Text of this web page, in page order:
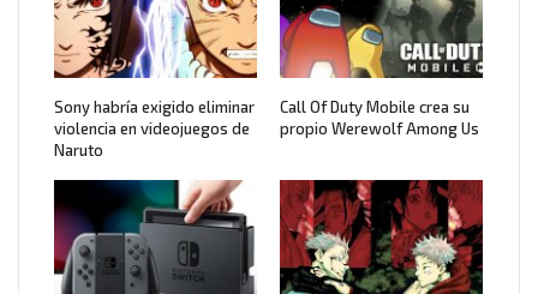
Sony habría exigido eliminar
violencia en videojuegos de
Naruto
Call Of Duty Mobile crea su
propio Werewolf Among Us